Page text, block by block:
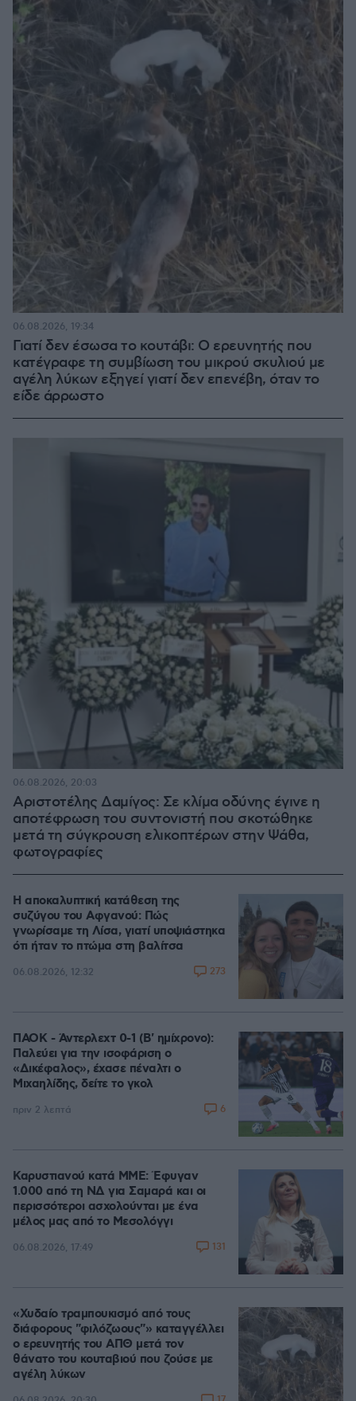
Γιατί δεν έσωσα το κουτάβι: Ο ερευνητής που
κατέγραφε τη συμβίωση του μικρού σκυλιού με
αγέλη λύκων εξηγεί γιατί δεν επενέβη, όταν το
είδε άρρωστο
06.08.2026, 19:34
Αριστοτέλης Δαμίγος: Σε κλίμα οδύνης έγινε η
αποτέφρωση του συντονιστή που σκοτώθηκε
μετά τη σύγκρουση ελικοπτέρων στην Ψάθα,
φωτογραφίες
06.08.2026, 20:03
Η αποκαλυπτική κατάθεση της
συζύγου του Αφγανού: Πώς
γνωρίσαμε τη Λίσα, γιατί υποψιάστηκα
ότι ήταν το πτώμα στη βαλίτσα
06.08.2026, 12:32 273
ΠΑΟΚ - Άντερλεχτ 0-1 (Β' ημίχρονο):
Παλεύει για την ισοφάριση ο
«Δικέφαλος», έχασε πέναλτι ο
Μιχαηλίδης, δείτε το γκολ
πριν 2 λεπτά 6
Καρυστιανού κατά ΜΜΕ: Έφυγαν
1.000 από τη ΝΔ για Σαμαρά και οι
περισσότεροι ασχολούνται με ένα
μέλος μας από το Μεσολόγγι
06.08.2026, 17:49 131
«Χυδαίο τραμπουκισμό από τους
διάφορους "φιλόζωους"» καταγγέλλει
ο ερευνητής του ΑΠΘ μετά τον
θάνατο του κουταβιού που ζούσε με
αγέλη λύκων